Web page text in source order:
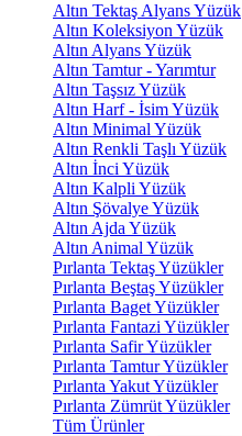
Altın Tektaş Alyans Yüzük
Altın Koleksiyon Yüzük
Altın Alyans Yüzük
Altın Tamtur - Yarımtur
Altın Taşsız Yüzük
Altın Harf - İsim Yüzük
Altın Minimal Yüzük
Altın Renkli Taşlı Yüzük
Altın İnci Yüzük
Altın Kalpli Yüzük
Altın Şövalye Yüzük
Altın Ajda Yüzük
Altın Animal Yüzük
Pırlanta Tektaş Yüzükler
Pırlanta Beştaş Yüzükler
Pırlanta Baget Yüzükler
Pırlanta Fantazi Yüzükler
Pırlanta Safir Yüzükler
Pırlanta Tamtur Yüzükler
Pırlanta Yakut Yüzükler
Pırlanta Zümrüt Yüzükler
Tüm Ürünler